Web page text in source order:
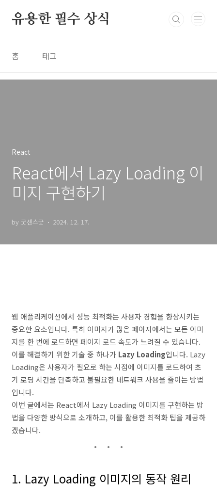
유용한 필수 상식
홈 태그
React
React에서 Lazy Loading 이
미지 구현하기
by 굿센스굿 2024. 12. 17.
웹 애플리케이션에서 성능 최적화는 사용자 경험을 향상시키는
중요한 요소입니다. 특히 이미지가 많은 페이지에서는 모든 이미
지를 한 번에 로드하면 페이지 로드 속도가 느려질 수 있습니다.
이를 해결하기 위한 기술 중 하나가 Lazy Loading입니다. Lazy
Loading은 사용자가 필요로 하는 시점에 이미지를 로드하여 초
기 로딩 시간을 단축하고 불필요한 네트워크 사용을 줄이는 방법
입니다.
이번 글에서는 React에서 Lazy Loading 이미지를 구현하는 방
법을 다양한 방식으로 소개하고, 이를 활용한 최적화 팁을 제공하
겠습니다.
1. Lazy Loading 이미지의 동작 원리